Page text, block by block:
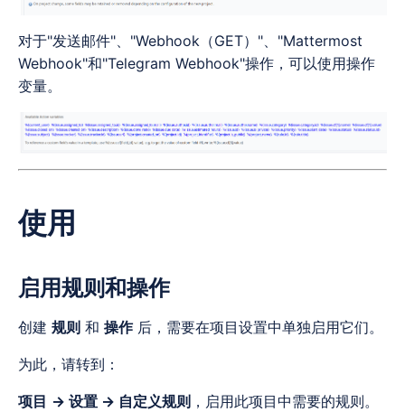
对于"发送邮件"、"Webhook（GET）"、"Mattermost
Webhook"和"Telegram Webhook"操作，可以使用操作
变量。
使用
启用规则和操作
创建 规则 和 操作后，需要在项目设置中单独启用它们。
为此，请转到：
项目 → 设置 → 自定义规则 ，启用此项目中需要的规则。